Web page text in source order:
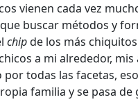
vienen cada vez
buscar métodos y
chipde los más
a mi alrededor,
todas las facetas,
familia y se pasa